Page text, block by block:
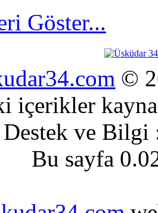
Göster...
©
içerikler
Destek ve
Bu sayfa